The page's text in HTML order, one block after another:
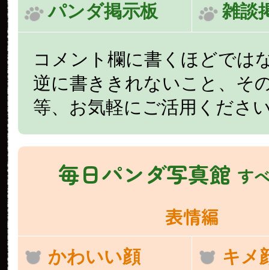
パンダ掲示板 雑談
コメント欄に書くほどでは
逆に書ききれないこと、そ
等、お気軽にご活用くださ
毎日パンダ写真館 す
表情編
かわいい顔 キメ